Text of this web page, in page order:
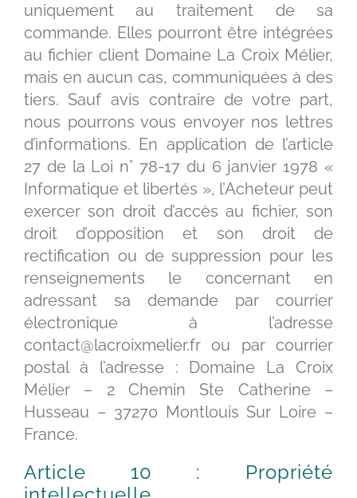
uniquement au traitement de sa
commande. Elles pourront être intégrées
au fichier client Domaine La Croix Mélier,
mais en aucun cas, communiquées à des
tiers. Sauf avis contraire de votre part,
nous pourrons vous envoyer nos lettres
d’informations. En application de l’article
27 de la Loi n° 78-17 du 6 janvier 1978 «
Informatique et libertés », l’Acheteur peut
exercer son droit d’accès au fichier, son
droit d’opposition et son droit de
rectification ou de suppression pour les
renseignements le concernant en
adressant sa demande par courrier
électronique à l’adresse
contact@lacroixmelier.fr ou par courrier
postal à l’adresse : Domaine La Croix
Mélier – 2 Chemin Ste Catherine –
Husseau – 37270 Montlouis Sur Loire –
France.
Article 10 : Propriété